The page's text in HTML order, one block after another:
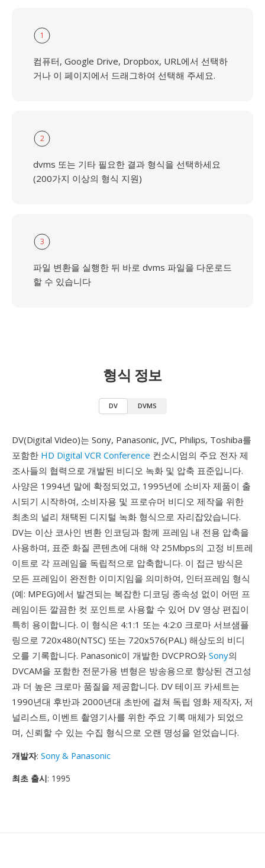
1
컴퓨터, Google Drive, Dropbox, URL에서 선택하
거나 이 페이지에서 드래그하여 선택해 주세요.
2
dvms 또는 기타 필요한 결과 형식을 선택하세요
(200가지 이상의 형식 지원)
3
파일 변환을 실행한 뒤 바로 dvms 파일을 다운로드
할 수 있습니다
형식 정보
DV DVMS
DV(Digital Video)는 Sony, Panasonic, JVC, Philips, Toshiba를
포함한 HD Digital VCR Conference 컨소시엄의 주요 전자 제
조사들의 협력으로 개발된 비디오 녹화 및 압축 표준입니다.
사양은 1994년 말에 확정되었고, 1995년에 소비자 제품이 출
시되기 시작하여, 소비자용 및 프로슈머 비디오 제작을 위한
최초의 널리 채택된 디지털 녹화 형식으로 자리잡았습니다.
DV는 이산 코사인 변환 인코딩과 함께 프레임 내 전용 압축을
사용하며, 표준 화질 콘텐츠에 대해 약 25Mbps의 고정 비트레
이트로 각 프레임을 독립적으로 압축합니다. 이 접근 방식은
모든 프레임이 완전한 이미지임을 의미하여, 인터프레임 형식
(예: MPEG)에서 발견되는 복잡한 디코딩 종속성 없이 어떤 프
레임이든 깔끔한 컷 포인트로 사용할 수 있어 DV 영상 편집이
특히 용이합니다. 이 형식은 4:1:1 또는 4:2:0 크로마 서브샘플
링으로 720x480(NTSC) 또는 720x576(PAL) 해상도의 비디
오를 기록합니다. Panasonic이 개발한 DVCPRO와 Sony의
DVCAM을 포함한 전문가용 변형은 방송용으로 향상된 견고성
과 더 높은 크로마 품질을 제공합니다. DV 테이프 카세트는
1990년대 후반과 2000년대 초반에 걸쳐 독립 영화 제작자, 저
널리스트, 이벤트 촬영기사를 위한 주요 기록 매체가 되었으
며, 신뢰할 수 있는 수집 형식으로 오랜 명성을 얻었습니다.
개발자: Sony & Panasonic
최초 출시: 1995